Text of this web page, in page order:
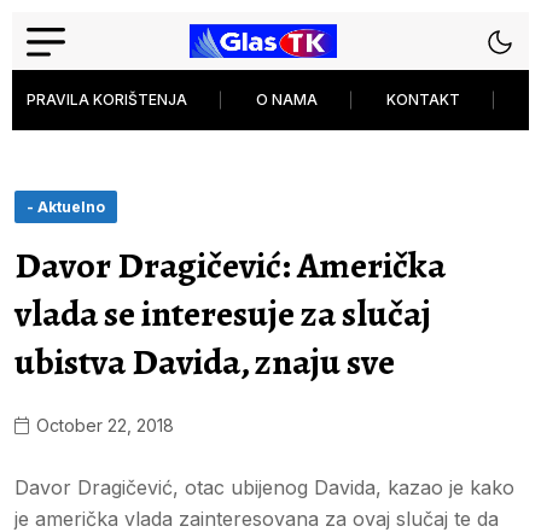
PRAVILA KORIŠTENJA O NAMA KONTAKT
- Aktuelno
Davor Dragičević: Američka
vlada se interesuje za slučaj
ubistva Davida, znaju sve
October 22, 2018
Davor Dragičević, otac ubijenog Davida, kazao je kako
je američka vlada zainteresovana za ovaj slučaj te da